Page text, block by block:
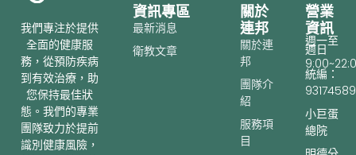
我們專注於提供
全面的健康服
務，從預防疾病
到有效治療，助
您保持最佳狀
態。我們的專業
團隊致力於提前
識別健康風險，
營業
資訊
週一至
週日
統編：
93174589
小巨蛋
總院
關於
連邦
關於連
邦
團隊介
紹
服務項
目
資訊專區
最新消息
衛教文章